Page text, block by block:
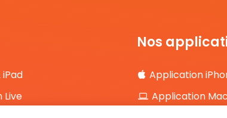
Live
Nos
Application
Application Mac